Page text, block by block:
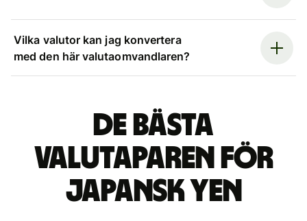
Vilka valutor kan jag konvertera
med den här valutaomvandlaren?
De bästa
valutaparen för
japansk yen